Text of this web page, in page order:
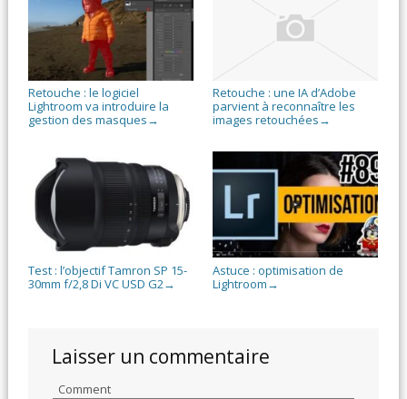
Retouche : le logiciel
Lightroom va introduire la
gestion des masques →
Retouche : une IA d’Adobe
parvient à reconnaître les
images retouchées →
Test : l’objectif Tamron SP 15-
30mm f/2,8 Di VC USD G2→
Astuce : optimisation de
Lightroom →
Laisser un commentaire
Comment